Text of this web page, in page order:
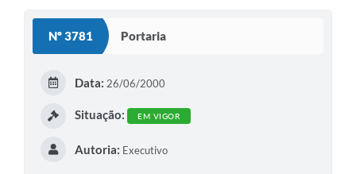
Nº 3781 Portaria
Data: 26/06/2000
Situação: EM VIGOR
Autoria: Executivo